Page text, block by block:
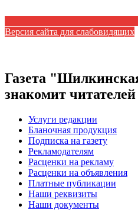
Версия сайта для слабовидящих
Газета
знакомит
Услуги редакции
Бланочная продукция
Подписка на газету
Рекламодателям
Расценки на рекламу
Расценки на объявления
Платные публикации
Наши реквизиты
Наши документы